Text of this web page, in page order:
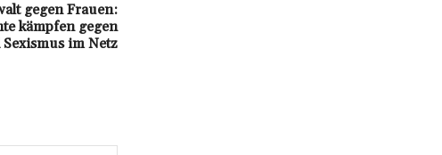
gegen Frauen:
kämpfen gegen
im Netz